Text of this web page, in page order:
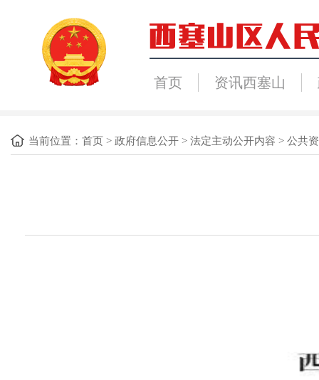
首页 资讯西塞山
当前位置： 首页 > 政府信息公开 > 法定主动公开内容 > 公共